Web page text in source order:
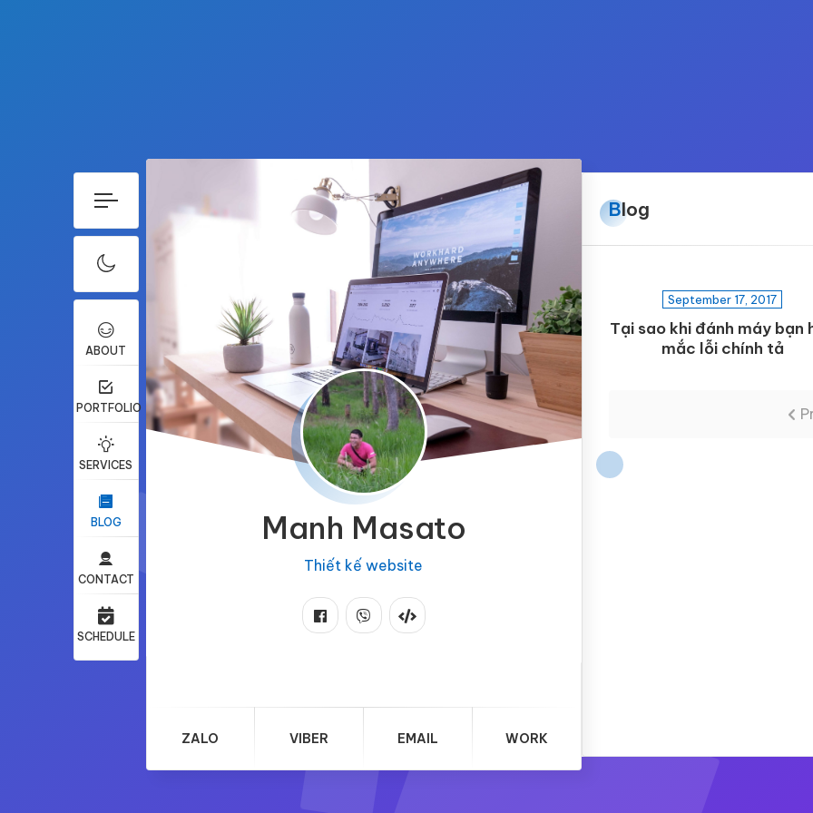
ABOUT
PORTFOLIO
SERVICES
BLOG
CONTACT
SCHEDULE
Manh Masato
Thiết kế website
ZALO VIBER EMAIL WORK
Blog
September 17, 2017
Tại sao khi đánh máy bạn
mắc lỗi chính tả